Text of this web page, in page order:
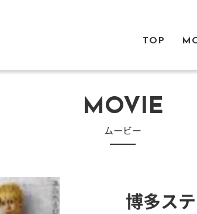
TOP
MOVIE
​ムービー
博多ス